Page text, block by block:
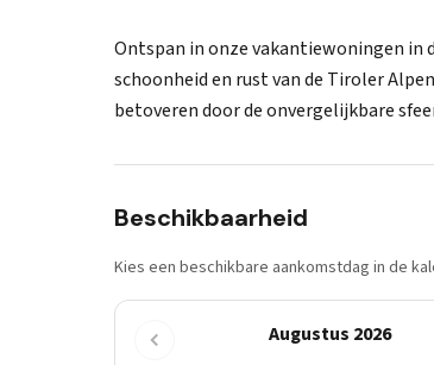
Ontspan in onze vakantiewoningen
schoonheid en rust van de Tiroler
betoveren door de onvergelijkbare
Beschikbaarheid
Kies een beschikbare aankomstdag in de
Augustus 2026